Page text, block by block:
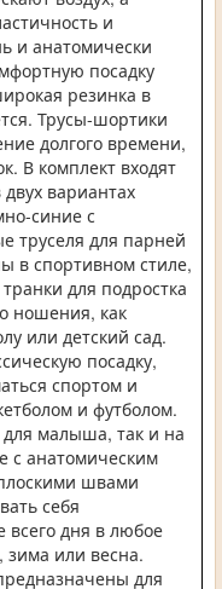
и
и анатомически
посадку
резинка в
Трусы-шортики
долгого времени,
В комплект входят
вариантах
синие с
труселя для парней
в спортивном стиле,
для подростка
ношения, как
или детский сад.
посадку,
спортом и
и футболом.
для малыша, так и на
с анатомическим
швами
себя
всего дня в любое
зима или весна.
для